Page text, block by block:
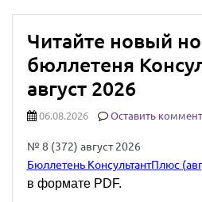
Читайте новый
бюллетеня
август 2026
06.08.2026 Оставить
№ 8 (372) август 2026
Бюллетень КонсультантПлюс
в формате PDF.